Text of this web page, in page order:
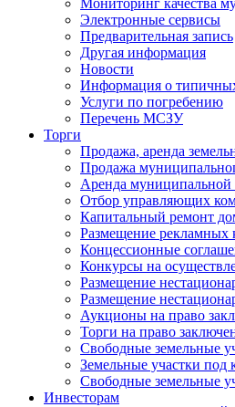
Мониторинг качества
Электронные сервисы
Предварительная запись
Другая информация
Новости
Информация о
Услуги по погребению
Перечень МСЗУ
Торги
Продажа, аренда
Продажа
Аренда муниципальной
Отбор управляющих
Капитальный ремонт
Размещение рекламных
Концессионные
Конкурсы на
Размещение
Размещение
Аукционы на право
Торги на право
Свободные земельные
Земельные участки под
Свободные земельные
Инвесторам